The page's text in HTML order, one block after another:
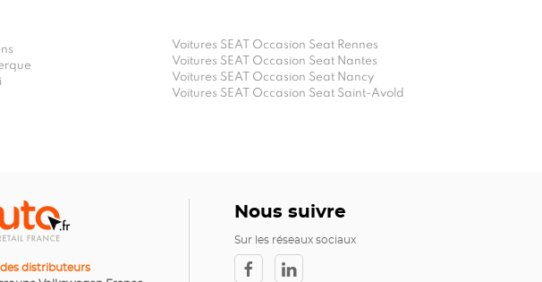
Voitures SEAT Occasion Seat Rennes
Voitures SEAT Occasion Seat Nantes
Voitures SEAT Occasion Seat Nancy
Voitures SEAT Occasion Seat Saint-Avold
des distributeurs
Nous suivre
Sur les réseaux sociaux